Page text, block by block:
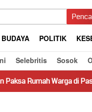
BUDAYA POLITIK
Selebritis Sosok
di Pasaman Tanpa